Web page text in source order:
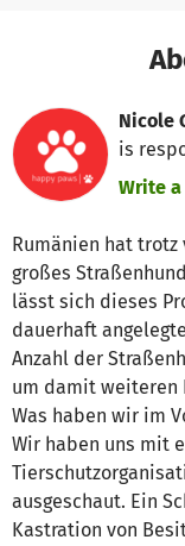
Nicole
is
Write
Rumänien hat
großes
lässt sich dieses
dauerhaft
Anzahl der
um damit weiteren
Was haben wir im
Wir haben uns mit
ausgeschaut. Ein
Kastration von